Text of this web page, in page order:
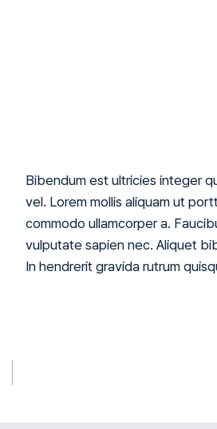
Bibendum est ultricies integer
vel. Lorem mollis aliquam ut
commodo ullamcorper a.
vulputate sapien nec. Aliquet
In hendrerit gravida rutrum